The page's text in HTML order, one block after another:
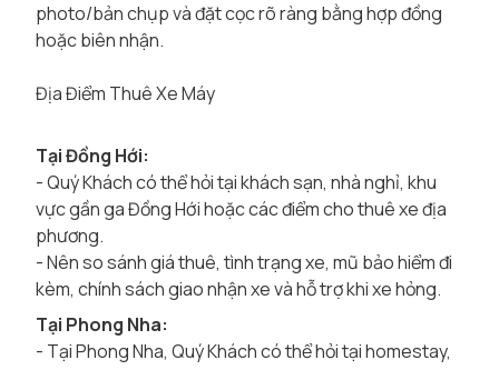
photo/bản chụp và đặt cọc rõ ràng bằng hợp đồng
hoặc biên nhận.
Địa Điểm Thuê Xe Máy
Tại Đồng Hới:
- Quý Khách có thể hỏi tại khách sạn, nhà nghỉ, khu
vực gần ga Đồng Hới hoặc các điểm cho thuê xe địa
phương.
- Nên so sánh giá thuê, tình trạng xe, mũ bảo hiểm đi
kèm, chính sách giao nhận xe và hỗ trợ khi xe hỏng.
Tại Phong Nha:
- Tại Phong Nha, Quý Khách có thể hỏi tại homestay,